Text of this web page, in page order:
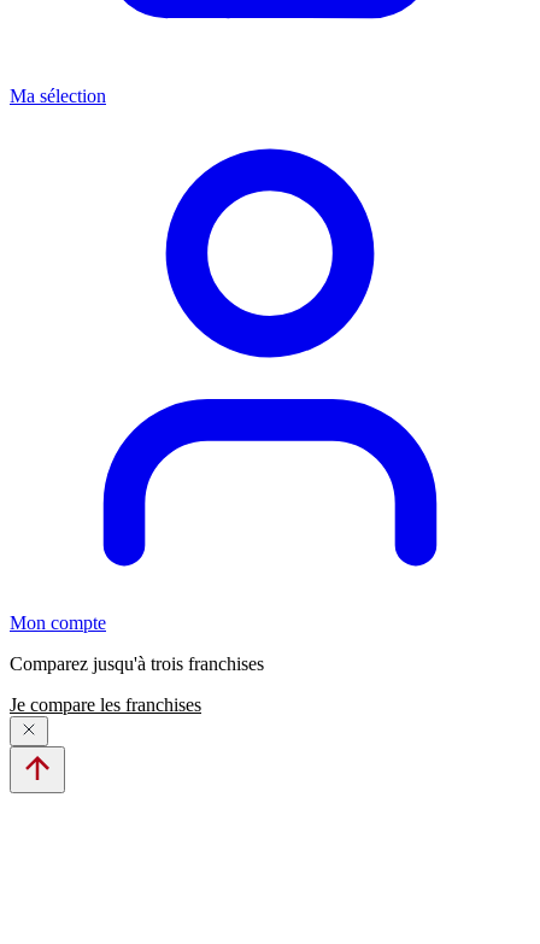
Ma sélection
Mon compte
Comparez jusqu'à trois franchises
Je compare les franchises